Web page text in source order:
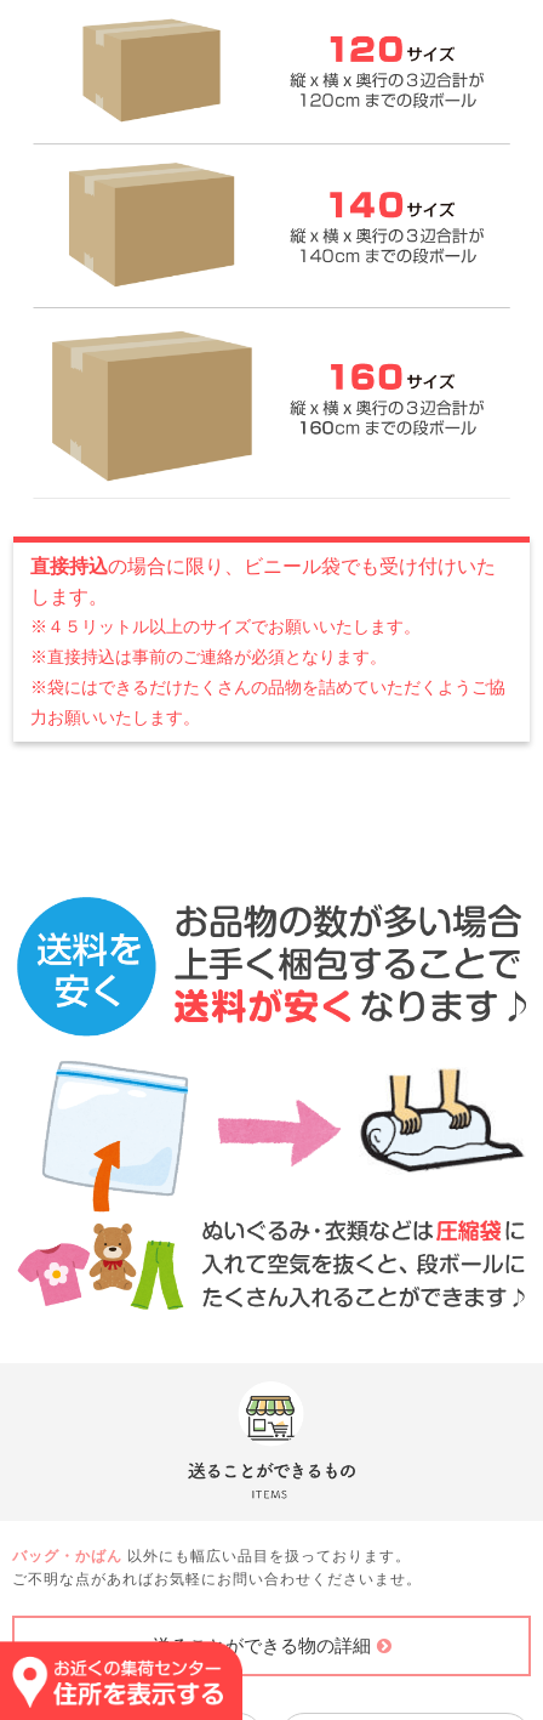
直接持込の場合に限り、ビニール袋でも受け付けいた
します。
※４５リットル以上のサイズでお願いいたします。
※直接持込は事前のご連絡が必須となります。
※袋にはできるだけたくさんの品物を詰めていただくようご協
力お願いいたします。
バッグ・かばん 以外にも幅広い品目を扱っております。
ご不明な点があればお気軽にお問い合わせくださいませ。
送ることができる物の詳細